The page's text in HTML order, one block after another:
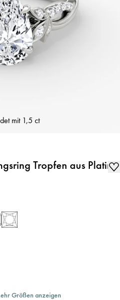
mit 1,5 ct
Tropfen aus Platin
Größen anzeigen